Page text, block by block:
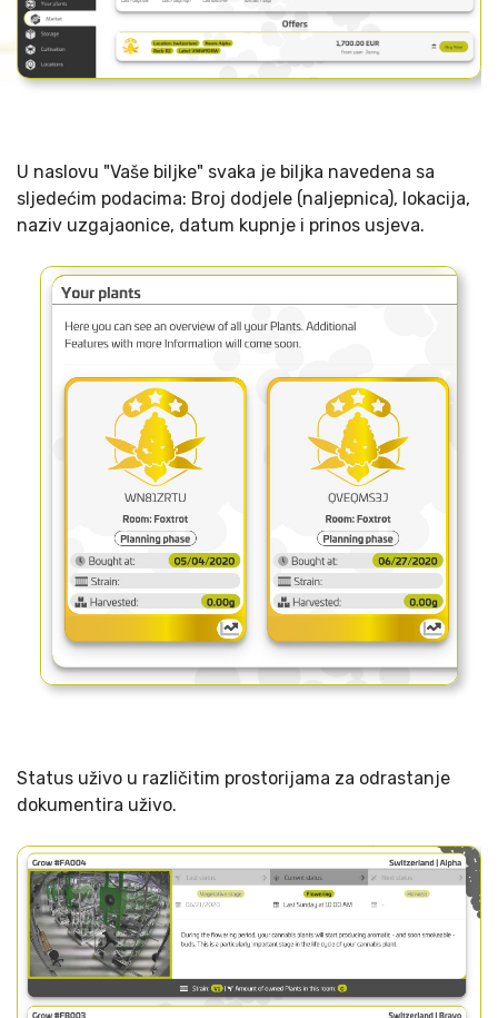
U naslovu "Vaše biljke" svaka je biljka navedena sa
sljedećim podacima: Broj dodjele (naljepnica), lokacija,
naziv uzgajaonice, datum kupnje i prinos usjeva.
Status uživo u različitim prostorijama za odrastanje
dokumentira uživo.